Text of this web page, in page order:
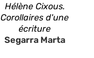
Hélène Cixous.
Corollaires d'une
écriture
Segarra Marta